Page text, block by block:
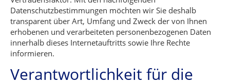
Datenschutzbestimmungen möchten wir Sie deshalb
transparent über Art, Umfang und Zweck der von Ihnen
erhobenen und verarbeiteten personenbezogenen Daten
innerhalb dieses Internetauftritts sowie Ihre Rechte
informieren.
Verantwortlichkeit für die